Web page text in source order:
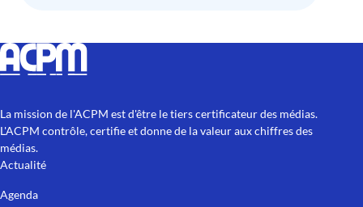
La mission de l'ACPM est d'être le tiers certificateur des médias.
L'ACPM contrôle, certifie et donne de la valeur aux chiffres des
médias.
Actualité
Agenda